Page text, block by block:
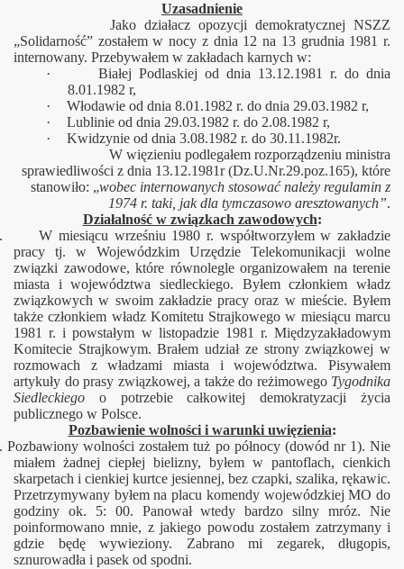
Uzasadnienie
Jako działacz opozycji demokratycznej NSZZ
„Solidarność” zostałem w nocy z dnia 12 na 13 grudnia 1981 r.
internowany. Przebywałem w zakładach karnych w:
·
Białej Podlaskiej od dnia 13.12.1981 r. do dnia
8.01.1982 r,
·
Włodawie od dnia 8.01.1982 r. do dnia 29.03.1982 r,
·
Lublinie od dnia 29.03.1982 r. do 2.08.1982 r,
·
Kwidzynie od dnia 3.08.1982 r. do 30.11.1982r.
W więzieniu podlegałem rozporządzeniu ministra
sprawiedliwości z dnia 13.12.1981r (Dz.U.Nr.29.poz.165), które
stanowiło: „wobec internowanych stosować należy regulamin z
1974 r. taki, jak dla tymczasowo aresztowanych”.
Działalność w związkach zawodowych:
W miesiącu wrześniu 1980 r. współtworzyłem w zakładzie
pracy tj. w Wojewódzkim Urzędzie Telekomunikacji wolne
związki zawodowe, które równolegle organizowałem na terenie
miasta i województwa siedleckiego. Byłem członkiem władz
związkowych w swoim zakładzie pracy oraz w mieście. Byłem
także członkiem władz Komitetu Strajkowego w miesiącu marcu
1981 r. i powstałym w listopadzie 1981 r. Międzyzakładowym
Komitecie Strajkowym. Brałem udział ze strony związkowej w
rozmowach z władzami miasta i województwa. Pisywałem
artykuły do prasy związkowej, a także do reżimowego Tygodnika
Siedleckiego o potrzebie całkowitej demokratyzacji życia
publicznego w Polsce.
Pozbawienie wolności i warunki uwięzienia:
Pozbawiony wolności zostałem tuż po północy (dowód nr 1). Nie
miałem żadnej ciepłej bielizny, byłem w pantoflach, cienkich
skarpetach i cienkiej kurtce jesiennej, bez czapki, szalika, rękawic.
Przetrzymywany byłem na placu komendy wojewódzkiej MO do
godziny ok. 5: 00. Panował wtedy bardzo silny mróz. Nie
poinformowano mnie, z jakiego powodu zostałem zatrzymany i
gdzie będę wywieziony. Zabrano mi zegarek, długopis,
sznurowadła i pasek od spodni.